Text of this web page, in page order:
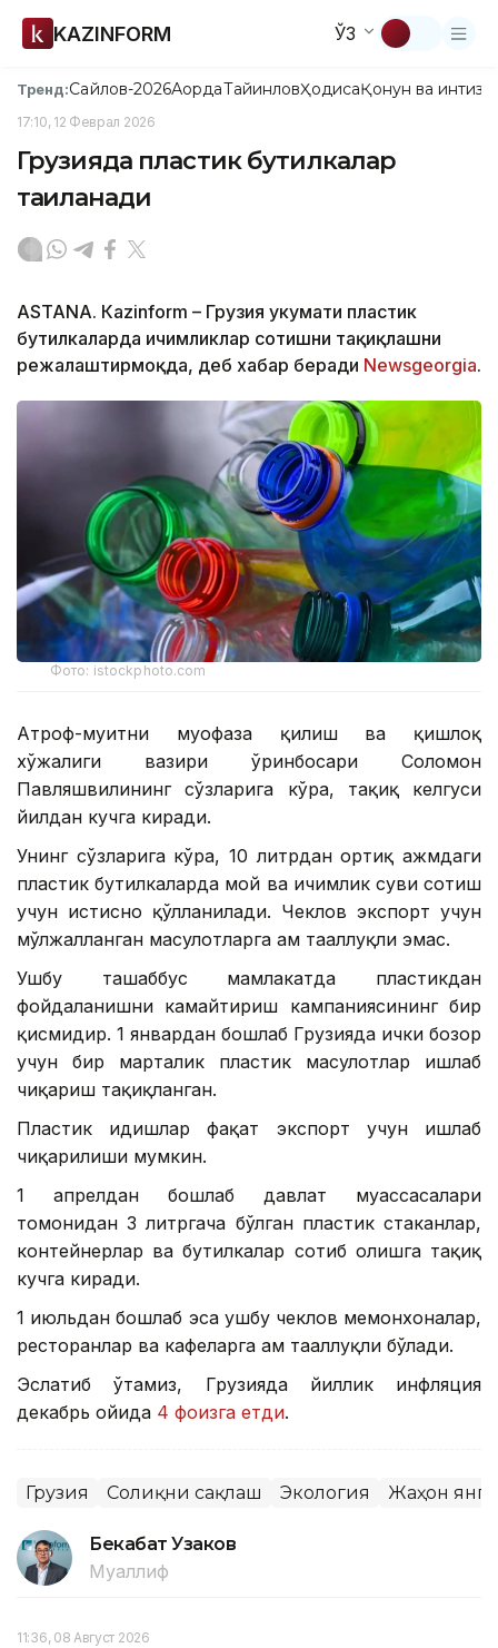
KAZINFORM ЎЗ
Тренд:Сайлов-2026АқордаТайинловҲодисаҚонун ва
17:10, 12 Феврал 2026
Грузияда пластик бутилкалар
тақиқланади
ASTANА. Кazinform – Грузия ҳукумати пластик
бутилкаларда ичимликлар сотишни тақиқлашни
режалаштирмоқда, деб хабар беради Newsgeorgia.
Фото: istockphoto.com
Атроф-муҳитни муҳофаза қилиш ва қишлоқ
хўжалиги вазири ўринбосари Соломон
Павляшвилининг сўзларига кўра, тақиқ келгуси
йилдан кучга киради.
Унинг сўзларига кўра, 10 литрдан ортиқ ҳажмдаги
пластик бутилкаларда мой ва ичимлик суви сотиш
учун истисно қўлланилади. Чеклов экспорт учун
мўлжалланган маҳсулотларга ҳам тааллуқли эмас.
Ушбу ташаббус мамлакатда пластикдан
фойдаланишни камайтириш кампаниясининг бир
қисмидир. 1 январдан бошлаб Грузияда ички бозор
учун бир марталик пластик маҳсулотлар ишлаб
чиқариш тақиқланган.
Пластик идишлар фақат экспорт учун ишлаб
чиқарилиши мумкин.
1 апрелдан бошлаб давлат муассасалари
томонидан 3 литргача бўлган пластик стаканлар,
контейнерлар ва бутилкалар сотиб олишга тақиқ
кучга киради.
1 июльдан бошлаб эса ушбу чеклов меҳмонхоналар,
ресторанлар ва кафеларга ҳам тааллуқли бўлади.
Эслатиб ўтамиз, Грузияда йиллик инфляция
декабрь ойида 4 фоизга етди.
Грузия Соғлиқни сақлаш Экология Жаҳон
Бекабат Узаков
Муаллиф
11:36, 08 Август 2026